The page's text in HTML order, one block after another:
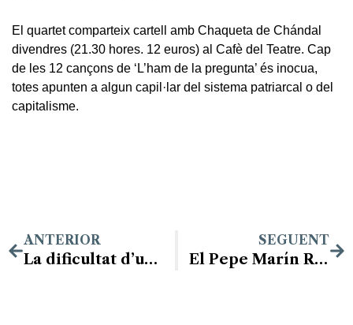
El quartet comparteix cartell amb Chaqueta de Chándal
divendres (21.30 hores. 12 euros) al Cafè del Teatre. Cap
de les 12 cançons de ‘L’ham de la pregunta’ és inocua,
totes apunten a algun capil·lar del sistema patriarcal o del
capitalisme.
ANTERIOR
La dificultat d’unir vida laboral i criança, l’obra premiada al Ramon Llull
SEGUENT
El Pepe Marín Rock, obert als projectes de Ponent fins al març